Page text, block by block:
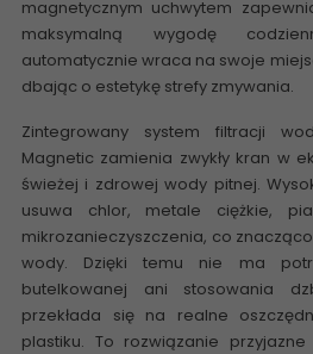
magnetycznym uchwytem
maksymalną wygodę
automatycznie wraca na swoje
dbając o estetykę strefy zmywania.
Zintegrowany system filtracji
Magnetic zamienia zwykły kran w
świeżej i zdrowej wody pitnej.
usuwa chlor, metale ciężkie,
mikrozanieczyszczenia, co
wody. Dzięki temu nie ma
butelkowanej ani stosowania
przekłada się na realne
plastiku. To rozwiązanie